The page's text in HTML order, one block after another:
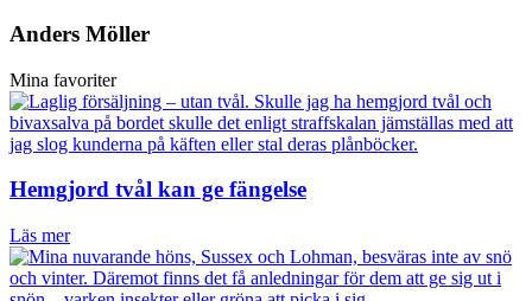
Anders Möller
Mina favoriter
Hemgjord tvål kan ge fängelse
Läs mer